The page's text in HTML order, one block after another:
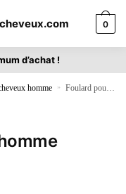
0
d’achat !
homme » Foulard pour cheveux homme écharpe MIKKEL